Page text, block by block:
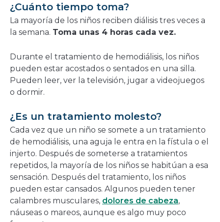
¿Cuánto tiempo toma?
La mayoría de los niños reciben diálisis tres veces a
la semana. Toma unas 4 horas cada vez.
Durante el tratamiento de hemodiálisis, los niños
pueden estar acostados o sentados en una silla.
Pueden leer, ver la televisión, jugar a videojuegos
o dormir.
¿Es un tratamiento molesto?
Cada vez que un niño se somete a un tratamiento
de hemodiálisis, una aguja le entra en la fístula o el
injerto. Después de someterse a tratamientos
repetidos, la mayoría de los niños se habitúan a esa
sensación. Después del tratamiento, los niños
pueden estar cansados. Algunos pueden tener
calambres musculares, dolores de cabeza,
náuseas o mareos, aunque es algo muy poco